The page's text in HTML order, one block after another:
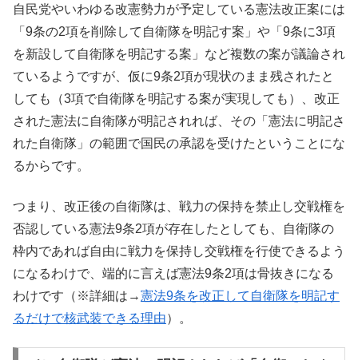
自民党やいわゆる改憲勢力が予定している憲法改正案には
「9条の2項を削除して自衛隊を明記す案」や「9条に3項
を新設して自衛隊を明記する案」など複数の案が議論され
ているようですが、仮に9条2項が現状のまま残されたと
しても（3項で自衛隊を明記する案が実現しても）、改正
された憲法に自衛隊が明記されれば、その「憲法に明記さ
れた自衛隊」の範囲で国民の承認を受けたということにな
るからです。
つまり、改正後の自衛隊は、戦力の保持を禁止し交戦権を
否認している憲法9条2項が存在したとしても、自衛隊の
枠内であれば自由に戦力を保持し交戦権を行使できるよう
になるわけで、端的に言えば憲法9条2項は骨抜きになる
わけです（※詳細は→憲法9条を改正して自衛隊を明記す
るだけで核武装できる理由）。